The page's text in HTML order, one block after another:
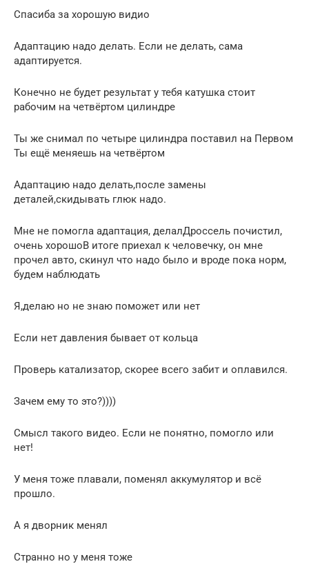
Спасиба за хорошую видио
Адаптацию надо делать. Если не делать, сама
адаптируется.
Конечно не будет результат у тебя катушка стоит
рабочим на четвёртом цилиндре
Ты же снимал по четыре цилиндра поставил на Первом
Ты ещё меняешь на четвёртом
Адаптацию надо делать,после замены
деталей,скидывать глюк надо.
Мне не помогла адаптация, делалДроссель почистил,
очень хорошоВ итоге приехал к человечку, он мне
прочел авто, скинул что надо было и вроде пока норм,
будем наблюдать
Я,делаю но не знаю поможет или нет
Если нет давления бывает от кольца
Проверь катализатор, скорее всего забит и оплавился.
Зачем ему то это?))))
Смысл такого видео. Если не понятно, помогло или
нет!
У меня тоже плавали, поменял аккумулятор и всё
прошло.
А я дворник менял
Странно но у меня тоже